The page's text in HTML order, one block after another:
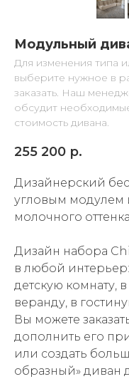
Модульный
Для изменения типа
выберите нужное в
заказать. Наш
обсудит
стоимость дивана.
255 200 р.
Дизайнерский
угловым модулем
молочного
Дизайн набора
в любой
детскую комнату,
веранду, в
Вы можете
дополнить его
или создать
образный» диван